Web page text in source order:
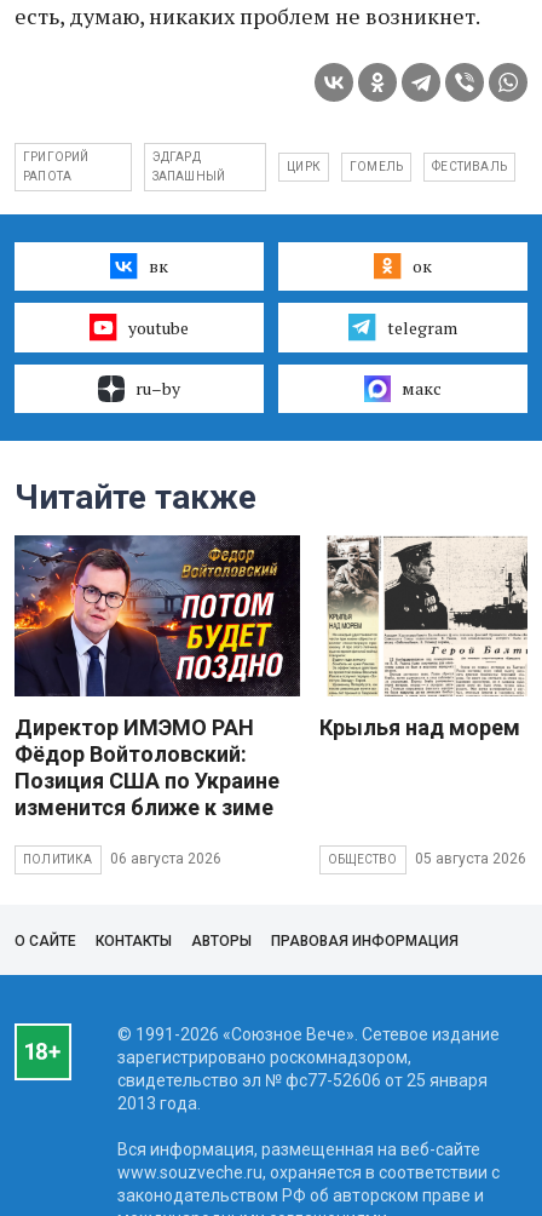
есть, думаю, никаких проблем не возникнет.
ГРИГОРИЙ
РАПОТА
ЭДГАРД
ЗАПАШНЫЙ
ЦИРК ГОМЕЛЬ ФЕСТИВАЛЬ
вк ок
youtube telegram
ru–by макс
Читайте также
Директор ИМЭМО РАН
Фёдор Войтоловский:
Позиция США по Украине
изменится ближе к зиме
ПОЛИТИКА 06 августа 2026
Крылья над морем
ОБЩЕСТВО 05 августа 2026
О САЙТЕ КОНТАКТЫ АВТОРЫ ПРАВОВАЯ ИНФОРМАЦИЯ
© 1991-2026 «Союзное Вече». Сетевое издание
зарегистрировано роскомнадзором,
свидетельство эл № фc77-52606 от 25 января
2013 года.
Вся информация, размещенная на веб-сайте
www.souzveche.ru, охраняется в соответствии с
законодательством РФ об авторском праве и